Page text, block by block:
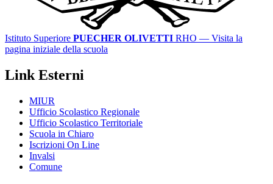
Istituto Superiore PUECHER OLIVETTI RHO — Visita la
pagina iniziale della scuola
Link Esterni
MIUR
Ufficio Scolastico Regionale
Ufficio Scolastico Territoriale
Scuola in Chiaro
Iscrizioni On Line
Invalsi
Comune